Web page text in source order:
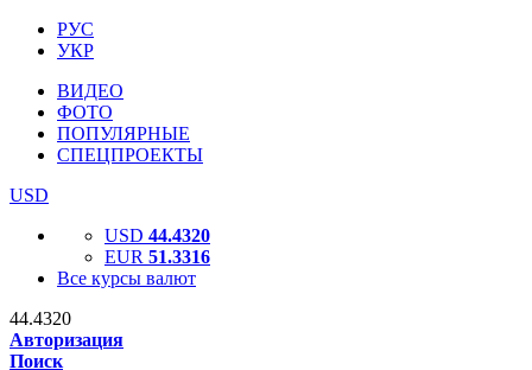
РУС
УКР
ВИДЕО
ФОТО
ПОПУЛЯРНЫЕ
СПЕЦПРОЕКТЫ
USD
USD 44.4320
EUR 51.3316
Все курсы валют
44.4320
Авторизация
Поиск